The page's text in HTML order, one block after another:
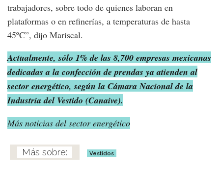
trabajadores, sobre todo de quienes laboran en
plataformas o en refinerías, a temperaturas de hasta
45ºC”, dijo Mariscal.
Actualmente, sólo 1% de las 8,700 empresas mexicanas
dedicadas a la confección de prendas ya atienden al
sector energético, según la Cámara Nacional de la
Industria del Vestido (Canaive).
Más noticias del sector energético
Vestidos